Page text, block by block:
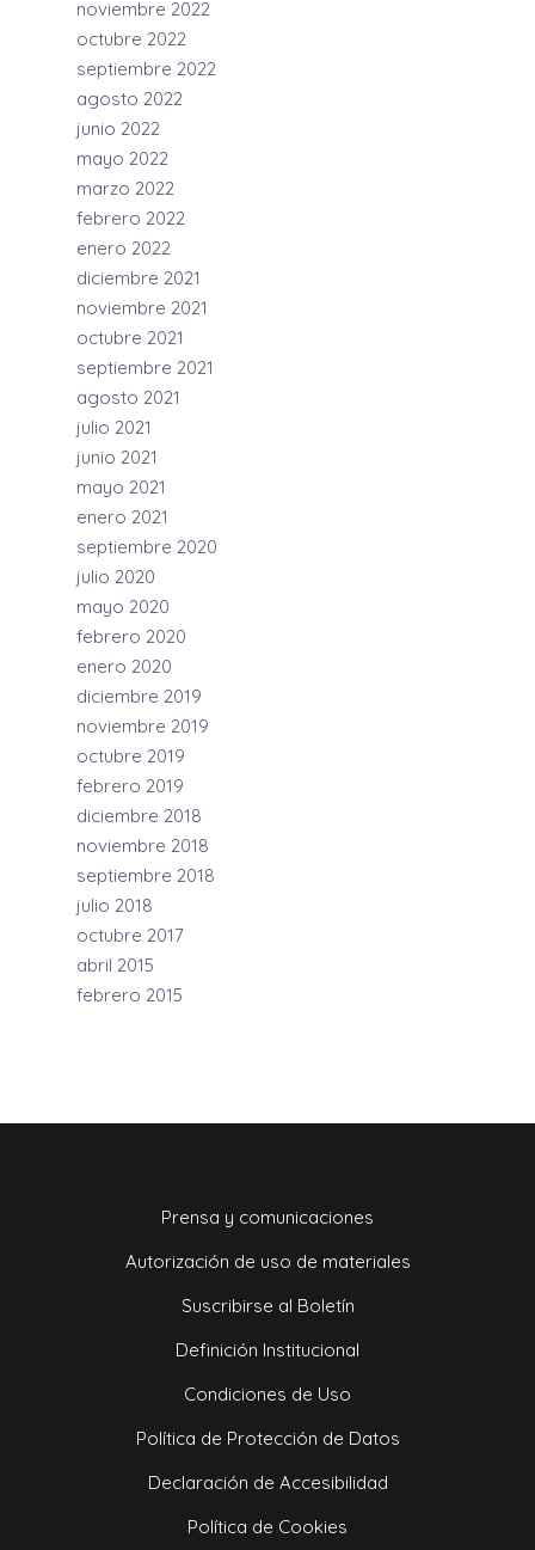
noviembre 2022
octubre 2022
septiembre 2022
agosto 2022
junio 2022
mayo 2022
marzo 2022
febrero 2022
enero 2022
diciembre 2021
noviembre 2021
octubre 2021
septiembre 2021
agosto 2021
julio 2021
junio 2021
mayo 2021
enero 2021
septiembre 2020
julio 2020
mayo 2020
febrero 2020
enero 2020
diciembre 2019
noviembre 2019
octubre 2019
febrero 2019
diciembre 2018
noviembre 2018
septiembre 2018
julio 2018
octubre 2017
abril 2015
febrero 2015
Prensa y comunicaciones
Autorización de uso de materiales
Suscribirse al Boletín
Definición Institucional
Condiciones de Uso
Política de Protección de Datos
Declaración de Accesibilidad
Política de Cookies